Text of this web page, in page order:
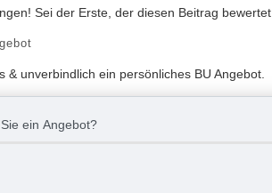
Sei der Erste, der diesen Beitrag
& unverbindlich ein persönliches BU Angebot.
ein Angebot?